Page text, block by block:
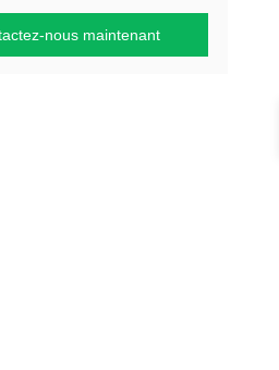
nous maintenant